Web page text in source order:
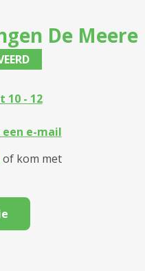
De Meere
10 - 12
e-mail
of kom met